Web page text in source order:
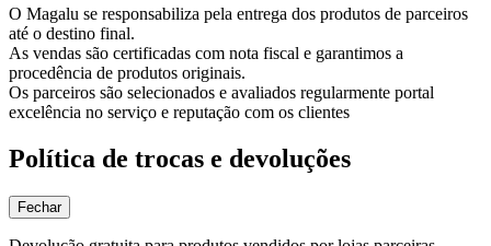
O Magalu se responsabiliza pela entrega dos produtos de parceiros
até o destino final.
As vendas são certificadas com nota fiscal e garantimos a
procedência de produtos originais.
Os parceiros são selecionados e avaliados regularmente portal
excelência no serviço e reputação com os clientes
Política de trocas e devoluções
Fechar